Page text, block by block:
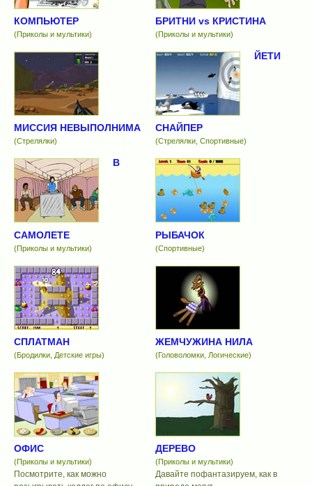
КОМПЬЮТЕР
(Приколы и мультики)
БРИТНИ vs КРИСТИНА
(Приколы и мультики)
МИССИЯ НЕВЫПОЛНИМА
(Стрелялки)
ЙЕТИ
СНАЙПЕР
(Стрелялки, Спортивные)
В
САМОЛЕТЕ
(Приколы и мультики)
РЫБАЧОК
(Спортивные)
СПЛАТМАН
(Бродилки, Детские игры)
ЖЕМЧУЖИНА НИЛА
(Головоломки, Логические)
ОФИС
(Приколы и мультики)
Посмотрите, как можно
ДЕРЕВО
(Приколы и мультики)
Давайте пофантазируем, как в